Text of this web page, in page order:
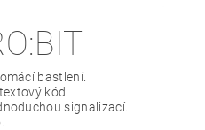
bastlení.
kód.
signalizací.